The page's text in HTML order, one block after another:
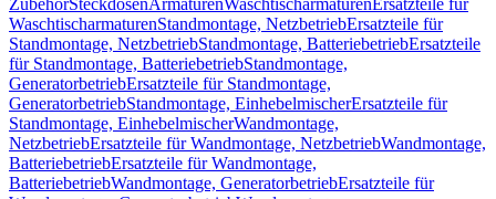
ZubehörSteckdosenArmaturenWaschtischarmaturen Ersatzteile für
WaschtischarmaturenStandmontage, NetzbetriebErsatzteile für
Standmontage, NetzbetriebStandmontage, BatteriebetriebErsatzteile
für Standmontage, BatteriebetriebStandmontage,
GeneratorbetriebErsatzteile für Standmontage,
GeneratorbetriebStandmontage, EinhebelmischerErsatzteile für
Standmontage, EinhebelmischerWandmontage,
NetzbetriebErsatzteile für Wandmontage, NetzbetriebWandmontage,
BatteriebetriebErsatzteile für Wandmontage,
BatteriebetriebWandmontage, GeneratorbetriebErsatzteile für